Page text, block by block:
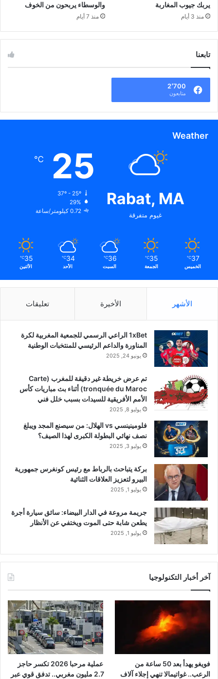
يربك جيوب المغاربة
منذ 3 أيام
والوسطاء يربحون من الخوف
منذ 7 أيام
تابعنا
2٬700
متابعون
Weather
Rabat, MA
غيوم متفرقة
25
℃
37º - 25º
29%
0.72 كيلومتر/ساعة
37
℃
الخميس
35
℃
الجمعة
36
℃
السبت
34
℃
الأحد
35
℃
الأثنين
الأشهر الأخيرة تعليقات
1xBet الراعي الرسمي للجمعية المغربية لكرة
المناورة والداعم الرئيسي للمنتخبات الوطنية
يونيو 24, 2025
تم عرض خريطة غير دقيقة للمغرب (Carte
tronquée du Maroc) أثناء بث مباريات كأس
الأمم الأفريقية للسيدات بسبب خلل فني
يوليو 8, 2025
فلومينينسي vs الهلال: من سيصنع المجد ويبلغ
نصف نهائي البطولة الكبرى لهذا الصيف؟
يوليو 3, 2025
بركة يتباحث بالرباط مع رئيس كونغرس جمهورية
البيرو لتعزيز العلاقات الثنائية
يوليو 1, 2025
جريمة مروعة في الدار البيضاء: سائق سيارة أجرة
يطعن شابة حتى الموت ويختفي عن الأنظار
يوليو 1, 2025
آخر أخبار التكنولوجيا
فويغو يهدأ بعد 50 ساعة من
الرعب.. غواتيمالا تنهي إجلاء آلاف
عملية مرحبا 2026 تكسر حاجز
2.7 مليون مغربي.. تدفق قوي عبر